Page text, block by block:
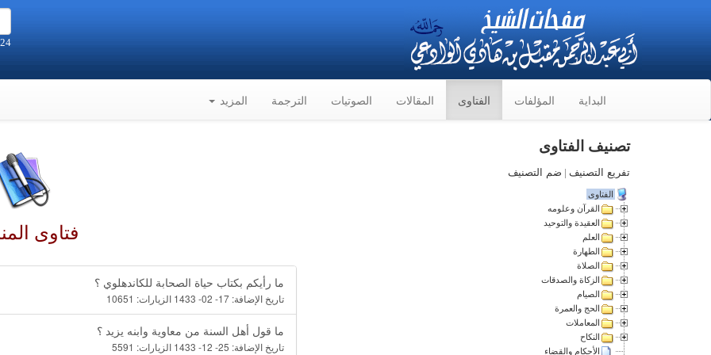
24 صفر 1448هـ الموافق 7-8-2026م
البداية المؤلفات الفتاوى المقالات الصوتيات الترجمة المزيد
فتاوى
ما رأيكم بكتاب حياة الصحابة للكاندهلوي ؟
تاريخ الإضافة: 17- 02- 1433 الزيارات: 10651
ما قول أهل السنة من معاوية وابنه يزيد ؟
تاريخ الإضافة: 25- 12- 1433 الزيارات: 5591
تصنيف الفتاوى
تفريع التصنيف | ضم التصنيف
الفتاوى
القرآن وعلومه
العقيدة والتوحيد
العلم
الطهارة
الصلاة
الزكاة والصدقات
الصيام
الحج والعمرة
المعاملات
النكاح
الأحكام والقضاء